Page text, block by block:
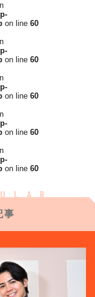
on line 60
on line 60
on line 60
on line 60
on line 60
事